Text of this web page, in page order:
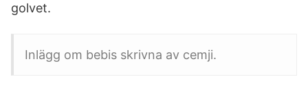
golvet.
Inlägg om bebis skrivna av cemji.